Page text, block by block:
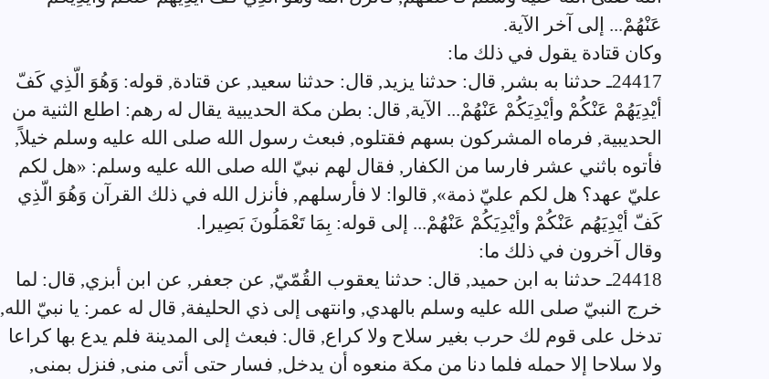
عَنْهُمْ... إلى آخر الآية.
وكان قتادة يقول في ذلك ما:
24417ـ حدثنا به بشر, قال: حدثنا يزيد, قال: حدثنا سعيد, عن قتادة, قوله: وَهُوَ الّذِي كَفّ
أيْدِيَهُمْ عَنْكُمْ وأيْدِيَكُمْ عَنْهُمْ... الآية, قال: بطن مكة الحديبية يقال له رهم: اطلع الثنية من
الحديبية, فرماه المشركون بسهم فقتلوه, فبعث رسول الله صلى الله عليه وسلم خيلاً,
فأتوه باثني عشر فارسا من الكفار, فقال لهم نبيّ الله صلى الله عليه وسلم: «هل لكم
عليّ عهد؟ هل لكم عليّ ذمة», قالوا: لا فأرسلهم, فأنزل الله في ذلك القرآن وَهُوَ الّذِي
كَفّ أيْدِيَهُم عَنْكُمْ وأيْدِيَكُمْ عَنْهُمْ... إلى قوله: بِمَا تَعْمَلُونَ بَصِيرا.
وقال آخرون في ذلك ما:
24418ـ حدثنا به ابن حميد, قال: حدثنا يعقوب القُمّيّ, عن جعفر, عن ابن أبزي, قال: لما
خرج النبيّ صلى الله عليه وسلم بالهدي, وانتهى إلى ذي الحليفة, قال له عمر: يا نبيّ الله,
تدخل على قوم لك حرب بغير سلاح ولا كراع, قال: فبعث إلى المدينة فلم يدع بها كراعا
ولا سلاحا إلا حمله فلما دنا من مكة منعوه أن يدخل, فسار حتى أتى منى, فنزل بمنى,